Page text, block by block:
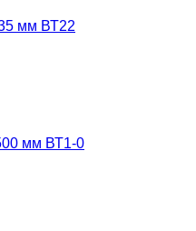
мм ВТ22
мм ВТ1-0